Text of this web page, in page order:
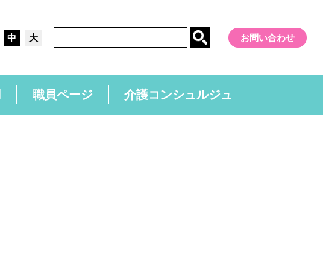
中 大 お問い合わせ
職員ページ 介護コンシュルジュ